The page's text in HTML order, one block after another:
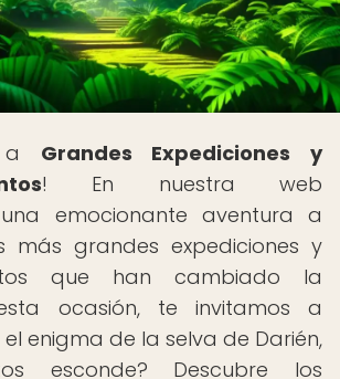
a Grandes Expediciones y
! En nuestra web
emocionante aventura a
más grandes expediciones y
que han cambiado la
ocasión, te invitamos a
enigma de la selva de Darién,
esconde? Descubre los